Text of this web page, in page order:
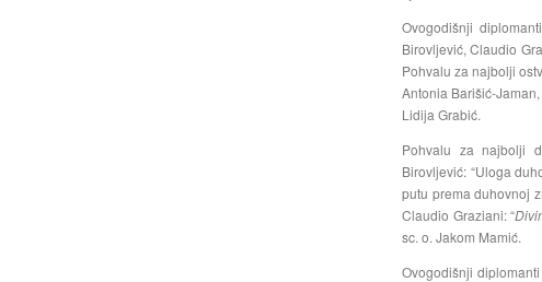
Ovogodišnji
Birovljević, Claudio
Pohvalu za najbolji
Antonia Barišić-
Lidija Grabić.
Pohvalu za najbolji
Birovljević: “Uloga
putu prema duhovnoj
Claudio Graziani: “
sc. o. Jakom Mamić.
Ovogodišnji